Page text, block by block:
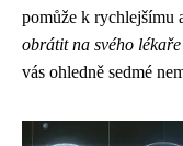
pomůže k rychlejšímu
obrátit na svého
vás ohledně sedmé